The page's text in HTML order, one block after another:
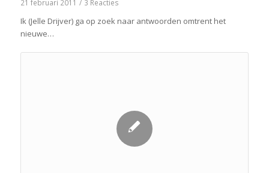
21 februari 2011 / 3 Reacties
Ik (Jelle Drijver) ga op zoek naar antwoorden omtrent het
nieuwe…